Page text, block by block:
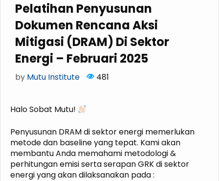
Pelatihan Penyusunan
Dokumen Rencana Aksi
Mitigasi (DRAM) Di Sektor
Energi – Februari 2025
by Mutu Institute 481
Halo Sobat Mutu!
Penyusunan DRAM di sektor energi memerlukan
metode dan baseline yang tepat. Kami akan
membantu Anda memahami metodologi &
perhitungan emisi serta serapan GRK di sektor
energi yang akan dilaksanakan pada :